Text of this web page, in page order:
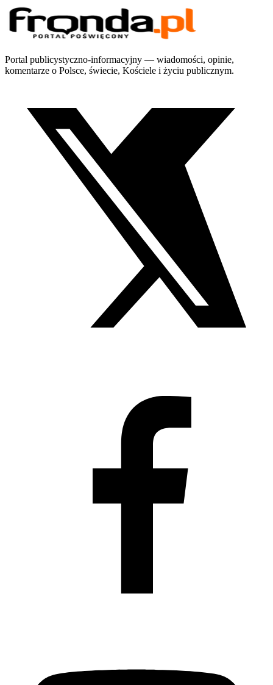
Portal publicystyczno-informacyjny — wiadomości, opinie,
komentarze o Polsce, świecie, Kościele i życiu publicznym.